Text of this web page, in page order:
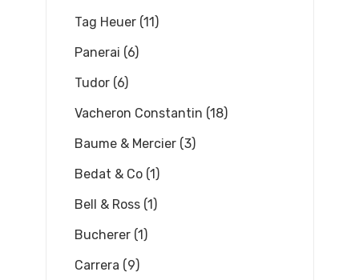
Tag Heuer (11)
Panerai (6)
Tudor (6)
Vacheron Constantin (18)
Baume & Mercier (3)
Bedat & Co (1)
Bell & Ross (1)
Bucherer (1)
Carrera (9)